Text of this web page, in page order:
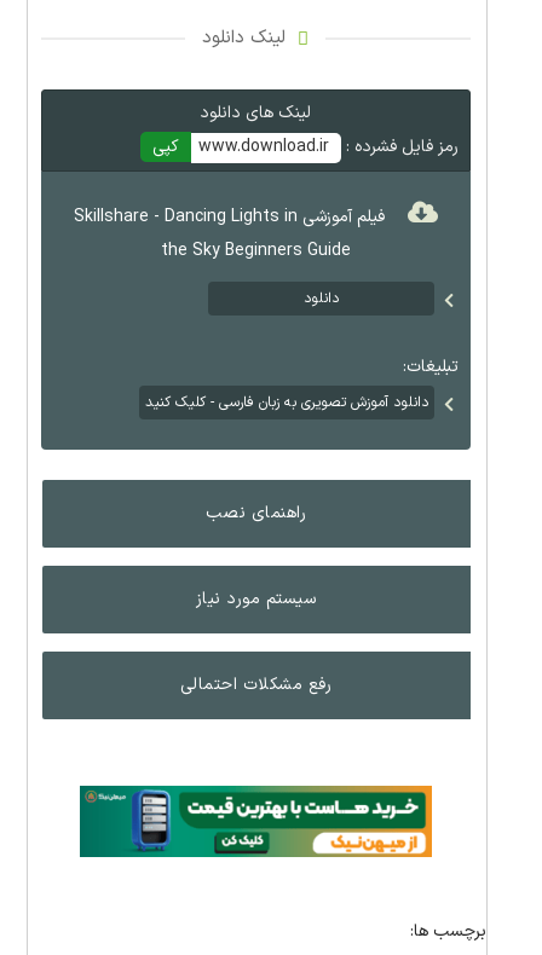
لینک دانلود
لینک های دانلود
رمز فایل فشرده :
www.download.ir کپی
فیلم آموزشی Skillshare - Dancing Lights in
the Sky Beginners Guide
دانلود
تبلیغات:
دانلود آموزش تصویری به زبان فارسی - کلیک کنید
راهنمای نصب
سیستم مورد نیاز
رفع مشکلات احتمالی
برچسب ها: